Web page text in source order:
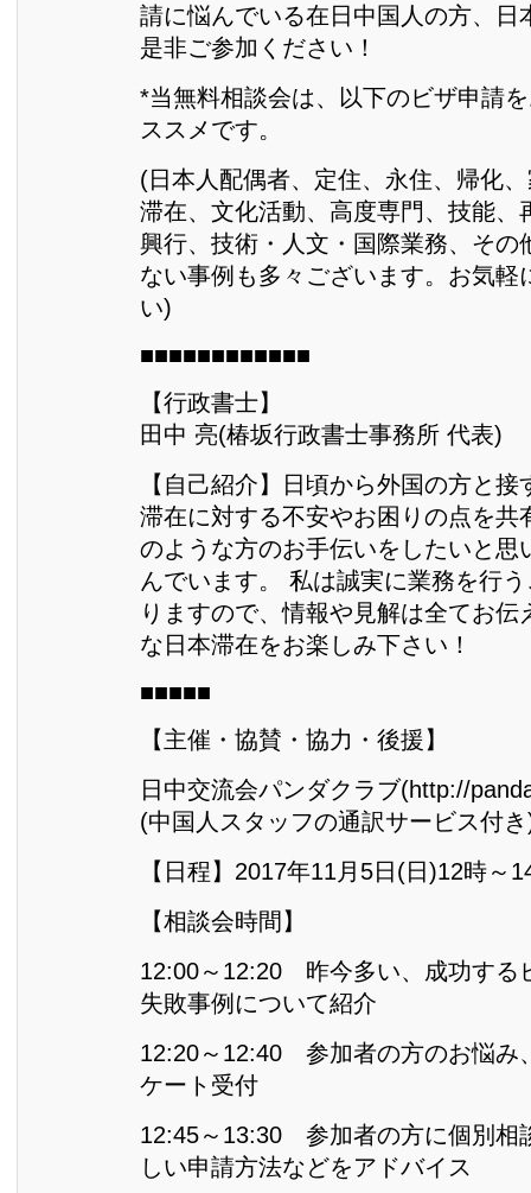
請に悩んでいる在日中国人の方、日
是非ご参加ください！
*当無料相談会は、以下のビザ申請
ススメです。
(日本人配偶者、定住、永住、帰化
滞在、文化活動、高度専門、技能、
興行、技術・人文・国際業務、その
ない事例も多々ございます。お気軽
い)
■■■■■■■■■■■■
【行政書士】
田中 亮(椿坂行政書士事務所 代表)
【自己紹介】日頃から外国の方と
滞在に対する不安やお困りの点を共
のような方のお手伝いをしたいと思
んでいます。 私は誠実に業務を行
りますので、情報や見解は全てお伝
な日本滞在をお楽しみ下さい！
■■■■■
【主催・協賛・協力・後援】
日中交流会パンダクラブ(http://
(中国人スタッフの通訳サービス付
【日程】2017年11月5日(日)12時～
【相談会時間】
12:00～12:20 昨今多い、成功する
失敗事例について紹介
12:20～12:40 参加者の方のお悩み
ケート受付
12:45～13:30 参加者の方に個別相
しい申請方法などをアドバイス